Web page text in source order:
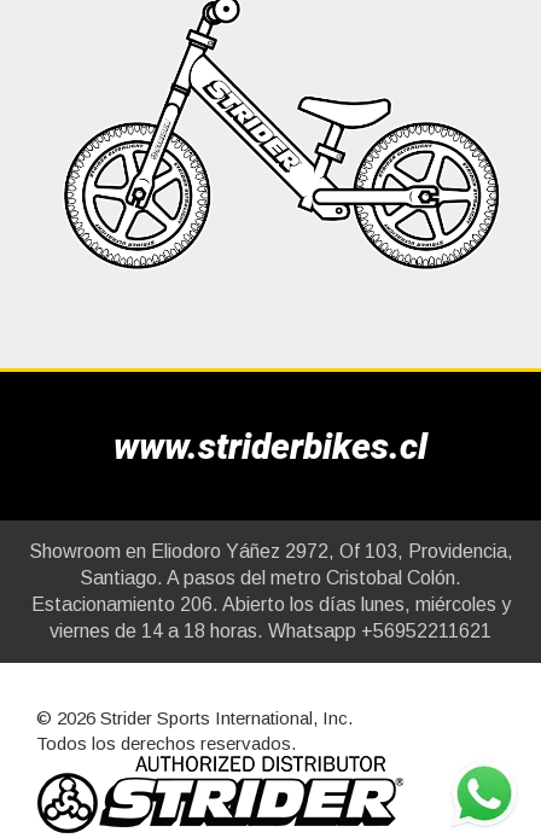
www.striderbikes.cl
Showroom en Eliodoro Yáñez 2972, Of 103, Providencia,
Santiago. A pasos del metro Cristobal Colón.
Estacionamiento 206. Abierto los días lunes, miércoles y
viernes de 14 a 18 horas. Whatsapp +56952211621
© 2026 Strider Sports International, Inc.
Todos los derechos reservados.